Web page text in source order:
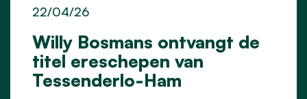
Willy Bosmans ontvangt de
titel ereschepen van
Tessenderlo-Ham
22/04/26